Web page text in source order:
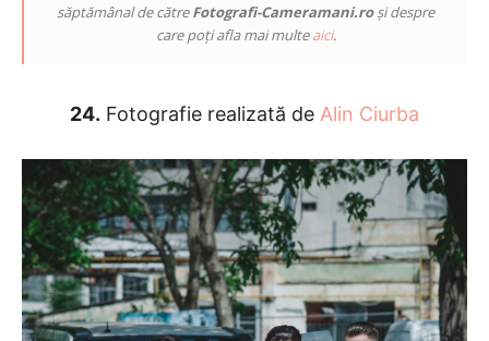
săptămânal de cătreFotografi-Cameramani.roși despre
care poți afla mai multeaici.
24. Fotografie realizată de Alin Ciurba